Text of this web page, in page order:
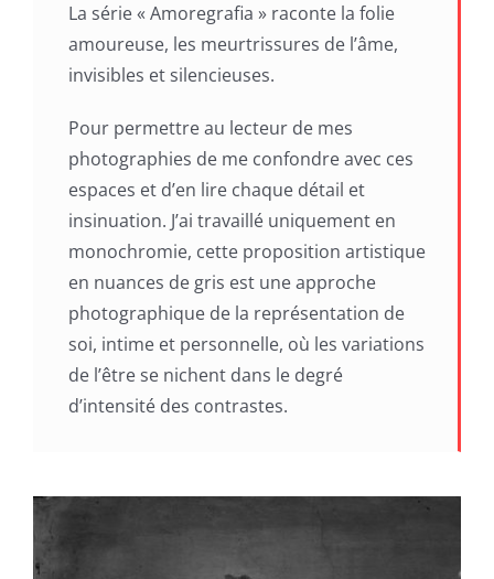
La série « Amoregrafia » raconte la folie
amoureuse, les meurtrissures de l’âme,
invisibles et silencieuses.
Pour permettre au lecteur de mes
photographies de me confondre avec ces
espaces et d’en lire chaque détail et
insinuation. J’ai travaillé uniquement en
monochromie, cette proposition artistique
en nuances de gris est une approche
photographique de la représentation de
soi, intime et personnelle, où les variations
de l’être se nichent dans le degré
d’intensité des contrastes.